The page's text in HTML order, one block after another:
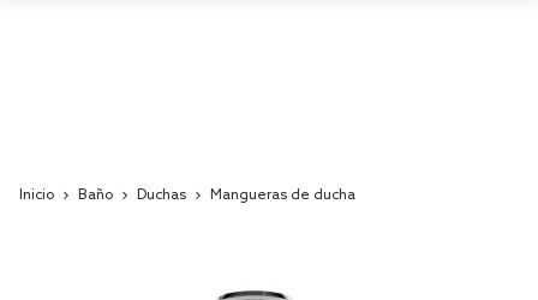
Inicio Baño Duchas Mangueras de ducha